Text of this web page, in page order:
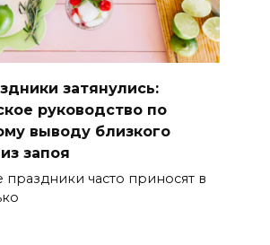
затянулись:
руководство по
выводу близкого
запоя
праздники часто приносят в